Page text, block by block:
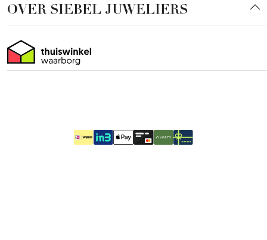
OVER SIEBEL JUWELIERS